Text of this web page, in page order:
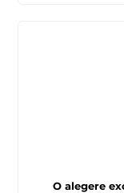
O alegere